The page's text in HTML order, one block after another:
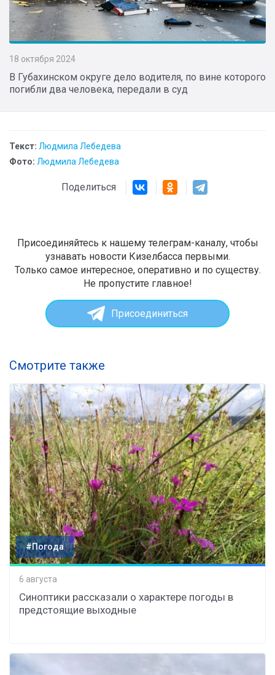
18 октября 2024
В Губахинском округе дело водителя, по вине которого
погибли два человека, передали в суд
Текст: Людмила Лебедева
Фото: Людмила Лебедева
Поделиться
Присоединяйтесь к нашему телеграм-каналу, чтобы
узнавать новости Кизелбасса первыми.
Только самое интересное, оперативно и по существу.
Не пропустите главное!
Присоединиться
Смотрите также
#Погода
6 августа
Синоптики рассказали о характере погоды в
предстоящие выходные